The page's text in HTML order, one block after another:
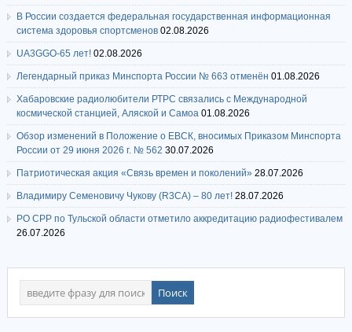
В России создается федеральная государственная информационная
система здоровья спортсменов 02.08.2026
UA3GGO-65 лет! 02.08.2026
Легендарный приказ Минспорта России № 663 отменён 01.08.2026
Хабаровские радиолюбители РТРС связались с Международной
космической станцией, Аляской и Самоа 01.08.2026
Обзор изменений в Положение о ЕВСК, вносимых Приказом Минспорта
России от 29 июня 2026 г. № 562 30.07.2026
Патриотическая акция «Связь времен и поколений» 28.07.2026
Владимиру Семеновичу Чукову (R3CA) – 80 лет! 28.07.2026
РО СРР по Тульской области отметило аккредитацию радиофестивалем
26.07.2026